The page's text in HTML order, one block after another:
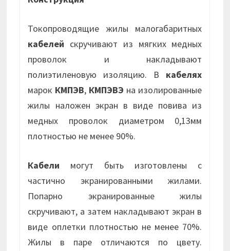
Токопроводящие жилы малогабаритных
кабелей скручивают из мягких медных
проволок и накладывают
полиэтиленовую изоляцию. В кабелях
марок КМПЭВ, КМПЭВЭ на изолированные
жилы наложен экран в виде повива из
медных проволок диаметром 0,13мм
плотностью не менее 90%.
Кабели могут быть изготовлены с
частично экранированными жилами.
Попарно экранированные жилы
скручивают, а затем накладывают экран в
виде оплетки плотностью не менее 70%.
Жилы в паре отличаются по цвету.